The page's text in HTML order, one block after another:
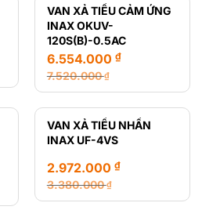
là:
740.000 ₫.
tại
là:
457.000 ₫.
VAN XẢ TIỂU CẢM ỨNG
INAX OKUV-
120S(B)-0.5AC
7.520.000₫
Giá
gốc
là:
7.520.000 ₫.
6.554.000 ₫
Giá
hiện
tại
là:
VAN XẢ TIỂU NHẤN
INAX UF-4VS
3.380.000₫
Giá
2.972.000 ₫
Giá